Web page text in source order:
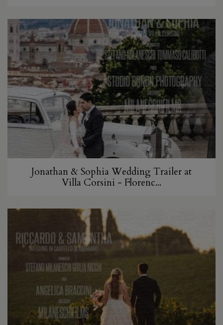
Jonathan & Sophia Wedding Trailer at
Villa Corsini - Florenc...